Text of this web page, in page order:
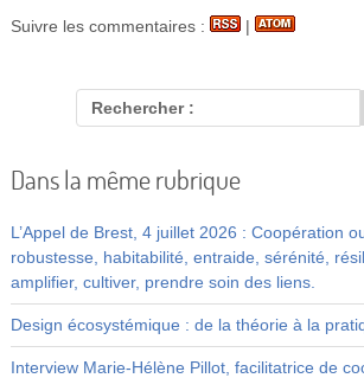
Suivre les commentaires : |
Rechercher :
Dans la même rubrique
L’Appel de Brest, 4 juillet 2026 : Coopération
robustesse, habitabilité, entraide, sérénité,
amplifier, cultiver, prendre soin des liens.
Design écosystémique : de la théorie à la
Interview Marie-Hélène Pillot, facilitatrice de